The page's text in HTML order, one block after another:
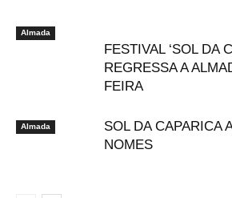
Almada
FESTIVAL ‘SOL DA
REGRESSA A
FEIRA
Almada
SOL DA CAPARICA
NOMES